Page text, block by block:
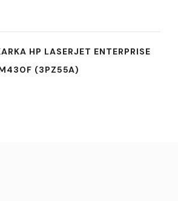
HP LASERJET ENTERPRISE
(3PZ55A)